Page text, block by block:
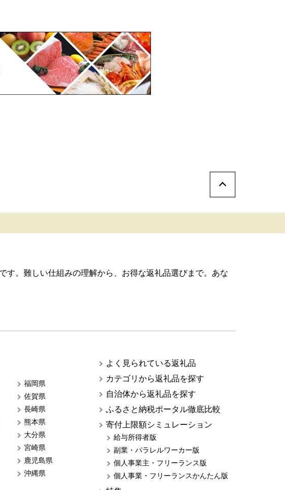
す。難しい仕組みの理解から、お得な返礼品選びまで。あな
福岡県
佐賀県
長崎県
熊本県
大分県
宮崎県
鹿児島県
沖縄県
よく見られている返礼品
カテゴリから返礼品を探す
自治体から返礼品を探す
ふるさと納税ポータル徹底比較
寄付上限額シミュレーション
給与所得者版
副業・パラレルワーカー版
個人事業主・フリーランス版
個人事業・フリーランスかんたん版